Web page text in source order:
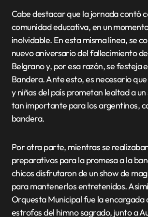
Cabe destacar que la jornada contó
comunidad educativa, en un
inolvidable. En esta misma línea, se
nuevo aniversario del fallecimiento
Belgrano y, por esa razón, se festeja
Bandera. Ante esto, es necesario
y niñas del país prometan lealtad a
tan importante para los argentinos,
bandera.
Por otra parte, mientras se
preparativos para la promesa a la
chicos disfrutaron de un show de
para mantenerlos entretenidos.
Orquesta Municipal fue la encargada
estrofas del himno sagrado, junto a